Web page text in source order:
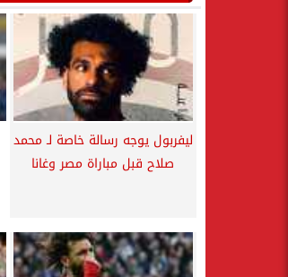
ليفربول يوجه رسالة خاصة لـ محمد
صلاح قبل مباراة مصر وغانا